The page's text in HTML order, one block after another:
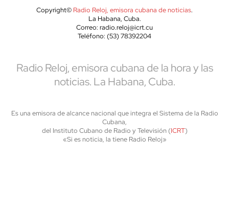
Copyright© Radio Reloj, emisora cubana de noticias.
La Habana, Cuba.
Correo: radio.reloj@icrt.cu
Teléfono: (53) 78392204
Radio Reloj, emisora cubana de la hora y las
noticias. La Habana, Cuba.
Es una emisora de alcance nacional que integra el Sistema de la Radio
Cubana,
del Instituto Cubano de Radio y Televisión (ICRT)
«Si es noticia, la tiene Radio Reloj»